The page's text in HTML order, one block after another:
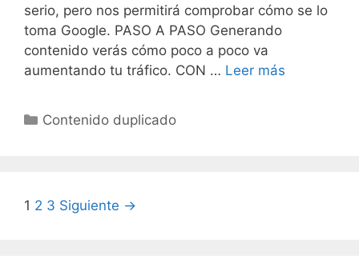
serio, pero nos permitirá comprobar cómo se lo
toma Google. PASO A PASO Generando
contenido verás cómo poco a poco va
aumentando tu tráfico. CON … Leer más
Categorías
Contenido duplicado
Navegación
1 2 3 Siguiente →